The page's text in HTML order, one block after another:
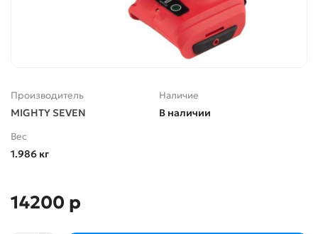
Производитель
MIGHTY SEVEN
Наличие
В наличии
Вес
1.986 кг
14200 р